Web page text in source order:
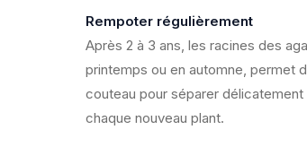
Rempoter régulièrement
Après 2 à 3 ans, les racines des
printemps ou en automne, permet
couteau pour séparer
chaque nouveau plant.